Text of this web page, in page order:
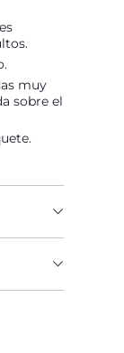
muy
sobre el